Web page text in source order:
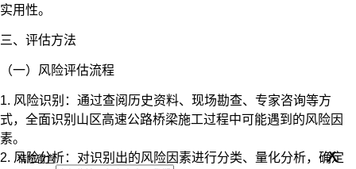
实用性。
三、评估方法
（一）风险评估流程
1. 风险识别：通过查阅历史资料、现场勘查、专家咨询等方
式，全面识别山区高速公路桥梁施工过程中可能遇到的风险因
素。
2. 风险分析：对识别出的风险因素进行分类、量化分析，确定
请您留言 x